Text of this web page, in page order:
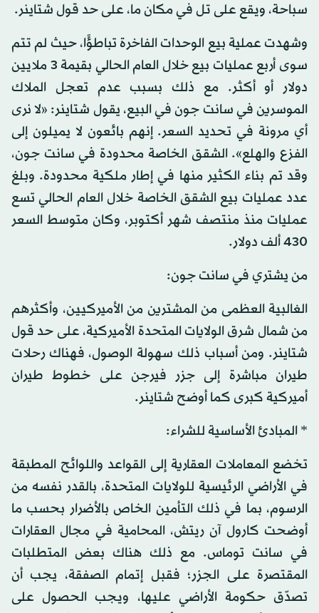
سباحة، ويقع على تل في مكان ما، على حد قول شتاينر.
وشهدت عملية بيع الوحدات الفاخرة تباطؤًا، حيث لم تتم
سوى أربع عمليات بيع خلال العام الحالي بقيمة 3 ملايين
دولار أو أكثر. مع ذلك بسبب عدم تعجل الملاك
الموسرين في سانت جون في البيع، يقول شتاينر: «لا نرى
أي مرونة في تحديد السعر. إنهم بائعون لا يميلون إلى
الفزع والهلع». الشقق الخاصة محدودة في سانت جون،
وقد تم بناء الكثير منها في إطار ملكية محدودة. وبلغ
عدد عمليات بيع الشقق الخاصة خلال العام الحالي تسع
عمليات منذ منتصف شهر أكتوبر، وكان متوسط السعر
430 ألف دولار.
من يشتري في سانت جون:
الغالبية العظمى من المشترين من الأميركيين، وأكثرهم
من شمال شرق الولايات المتحدة الأميركية، على حد قول
شتاينر. ومن أسباب ذلك سهولة الوصول، فهناك رحلات
طيران مباشرة إلى جزر فيرجن على خطوط طيران
أميركية كبرى كما أوضح شتاينر.
* المبادئ الأساسية للشراء:
تخضع المعاملات العقارية إلى القواعد واللوائح المطبقة
في الأراضي الرئيسية للولايات المتحدة، بالقدر نفسه من
الرسوم، بما في ذلك التأمين الخاص بالأضرار بحسب ما
أوضحت كارول آن ريتش، المحامية في مجال العقارات
في سانت توماس. مع ذلك هناك بعض المتطلبات
المقتصرة على الجزر؛ فقبل إتمام الصفقة، يجب أن
تصدّق حكومة الأراضي عليها، ويجب الحصول على